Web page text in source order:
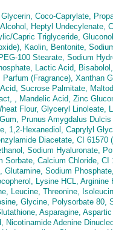
Coco-Caprylate,
Heptyl Undecylenate,
Capric Triglyceride,
Kaolin, Bentonite,
100 Stearate, Sodium
Lactic Acid, Bisabolol,
(Fragrance), Xanthan
Sucrose Palmitate,
, Mandelic Acid, Zinc
Flour, Glyceryl Linoleate,
Prunus Amygdalus
1,2-Hexanediol, Caprylyl
Diacetate, CI 61570
Sodium Hyaluronate,
Sorbate, Calcium Chloride, CI
Glutamine, Sodium
Lysine HCL, Arginine
Leucine, Threonine,
Glycine, Polysorbate 80,
Asparagine,
Nicotinamide Adenine